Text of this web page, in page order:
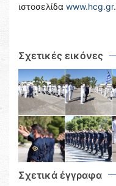
ιστοσελίδα www.hcg.gr.
Σχετικές εικόνες
Σχετικά έγγραφα